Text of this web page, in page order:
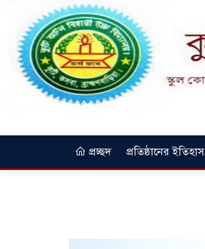
প্রচ্ছদ প্রতিষ্ঠানের ইতিহাস